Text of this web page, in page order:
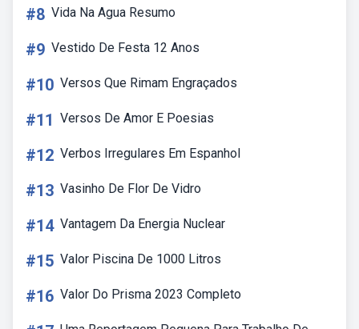
#8 Vida Na Agua Resumo
#9 Vestido De Festa 12 Anos
#10 Versos Que Rimam Engraçados
#11 Versos De Amor E Poesias
#12 Verbos Irregulares Em Espanhol
#13 Vasinho De Flor De Vidro
#14 Vantagem Da Energia Nuclear
#15 Valor Piscina De 1000 Litros
#16 Valor Do Prisma 2023 Completo